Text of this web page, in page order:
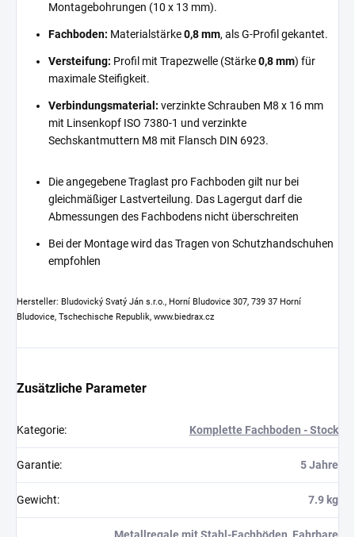
Montagebohrungen (10 x 13 mm).
Fachboden: Materialstärke0,8 mm, als G-Profil gekantet.
Versteifung: Profil mit Trapezwelle (Stärke0,8 mm) für
maximale Steifigkeit.
Verbindungsmaterial: verzinkte Schrauben M8 x 16 mm
mit Linsenkopf ISO 7380-1 und verzinkte
Sechskantmuttern M8 mit Flansch DIN 6923.
Die angegebene Traglast pro Fachboden gilt nur bei
gleichmäßiger Lastverteilung. Das Lagergut darf die
Abmessungen des Fachbodens nicht überschreiten
Bei der Montage wird das Tragen von Schutzhandschuhen
empfohlen
Hersteller: Bludovický Svatý Ján s.r.o., Horní Bludovice 307, 739 37 Horní
Bludovice, Tschechische Republik, www.biedrax.cz
Zusätzliche Parameter
Kategorie: Komplette Fachboden - Stock
Garantie: 5 Jahre
Gewicht: 7.9 kg